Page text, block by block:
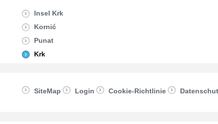
Insel Krk
Kornić
Punat
Krk
SiteMap Login Cookie-Richtlinie